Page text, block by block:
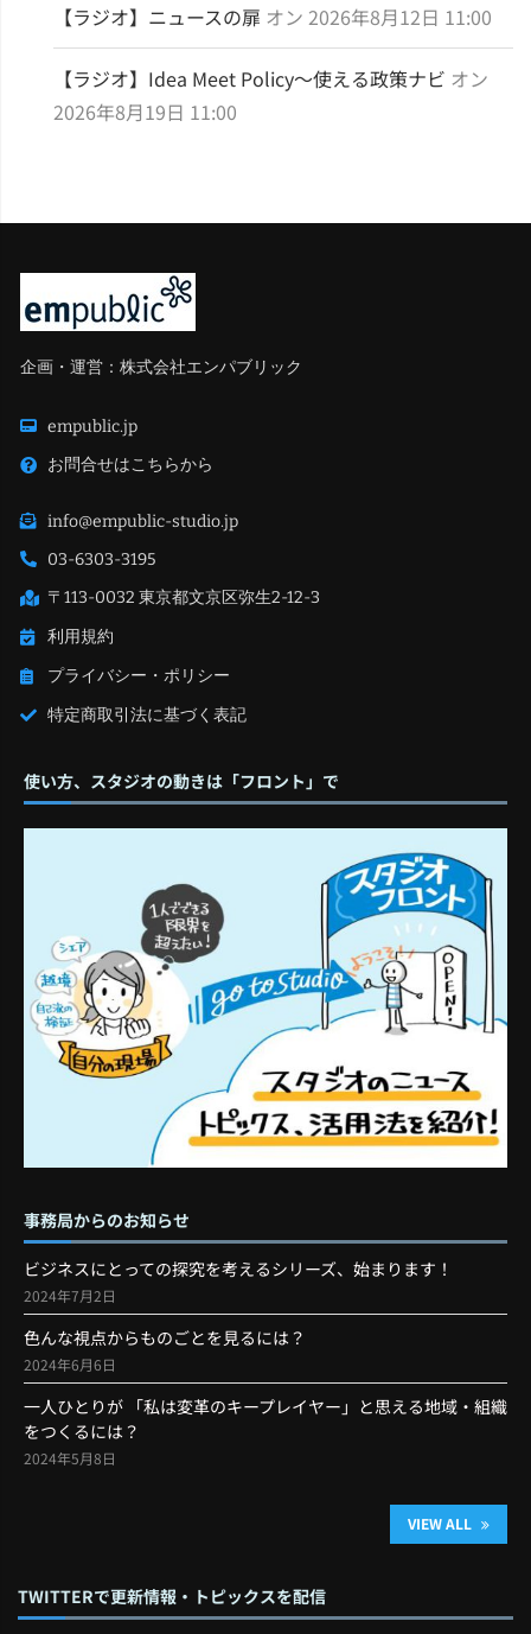
【ラジオ】ニュースの扉 オン 2026年8月12日 11:00
【ラジオ】Idea Meet Policy～使える政策ナビ オン
2026年8月19日 11:00
企画・運営：株式会社エンパブリック
empublic.jp
お問合せはこちらから
info@empublic-studio.jp
03-6303-3195
〒113-0032 東京都文京区弥生2-12-3
利用規約
プライバシー・ポリシー
特定商取引法に基づく表記
使い方、スタジオの動きは「フロント」で
事務局からのお知らせ
ビジネスにとっての探究を考えるシリーズ、始まります！
2024年7月2日
色んな視点からものごとを見るには？
2024年6月6日
一人ひとりが 「私は変革のキープレイヤー」と思える地域・組織
をつくるには？
2024年5月8日
VIEW ALL
TWITTERで更新情報・トピックスを配信